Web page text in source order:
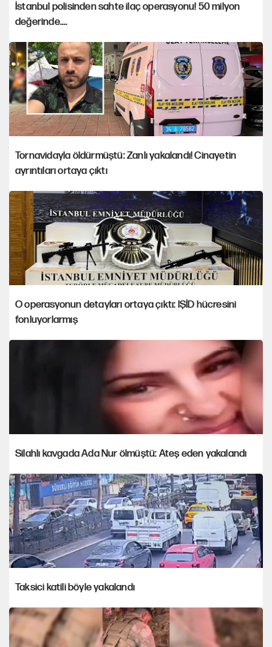
İstanbul polisinden sahte ilaç operasyonu! 50 milyon
değerinde....
Tornavidayla öldürmüştü: Zanlı yakalandı! Cinayetin
ayrıntıları ortaya çıktı
O operasyonun detayları ortaya çıktı: IŞİD hücresini
fonluyorlarmış
Silahlı kavgada Ada Nur ölmüştü: Ateş eden yakalandı
Taksici katili böyle yakalandı